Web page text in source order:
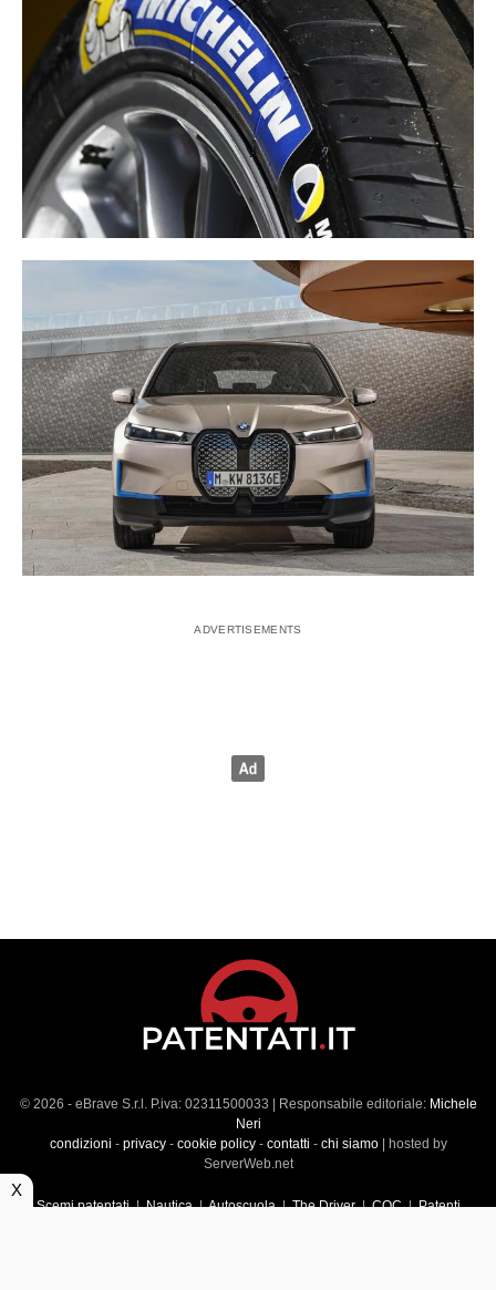
© 2026 - eBrave S.r.l. P.iva: 02311500033 | Responsabile editoriale: Michele
Neri
condizioni - privacy- cookie policy- contatti - chi siamo| hosted by
ServerWeb.net
Scemi patentati|Nautica|Autoscuola|The Driver|CQC|Patenti
X